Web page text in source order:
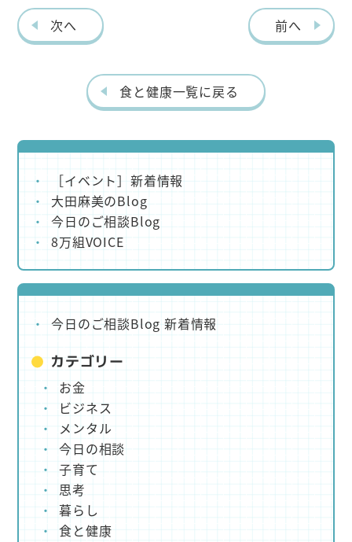
c
e
k
it
te
次へ 前へ
食と健康一覧に戻る
［イベント］新着情報
大田麻美のBlog
今日のご相談Blog
8万組VOICE
今日のご相談Blog 新着情報
カテゴリー
お金
ビジネス
メンタル
今日の相談
子育て
思考
暮らし
食と健康